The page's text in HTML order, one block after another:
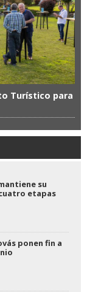
Turístico para
su
etapas
ponen fin a